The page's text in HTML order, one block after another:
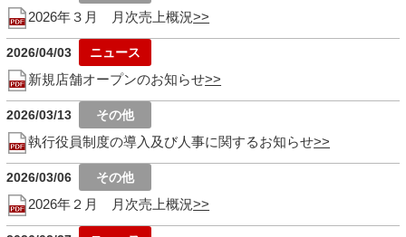
2026年３月 月次売上概況
2026/04/03
新規店舗オープンのお知らせ
2026/03/13
執行役員制度の導入及び人事に関するお知らせ
2026/03/06
2026年２月 月次売上概況